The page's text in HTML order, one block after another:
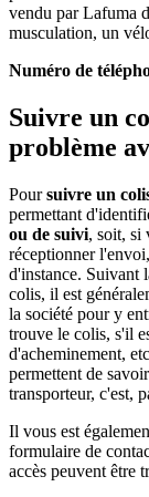
vendu par Lafuma
musculation, un
Numéro de
Suivre un
problème
Poursuivre un
permettant
ou de suivi, soit, si
réceptionner
d'instance. Suivant
colis, il est
la société pour y
trouve le colis, s'il
d'acheminement,
permettent de
transporteur, c'est,
Il vous est
formulaire de
accès peuvent être